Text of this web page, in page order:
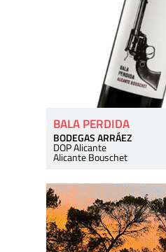
BALA PERDIDA
BODEGAS ARRÁEZ
DOP Alicante
Alicante Bouschet